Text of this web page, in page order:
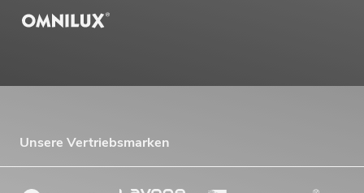
Unsere Vertriebsmarken